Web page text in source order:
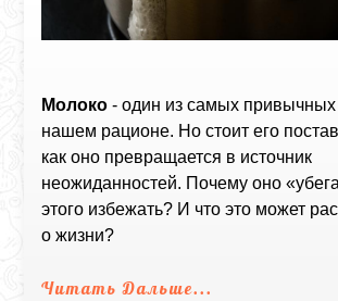
Молоко - один из самых привычных
нашем рационе. Но стоит его
как оно превращается в источник
неожиданностей. Почему оно
этого избежать? И что это может
о жизни?
Читать Дальше...